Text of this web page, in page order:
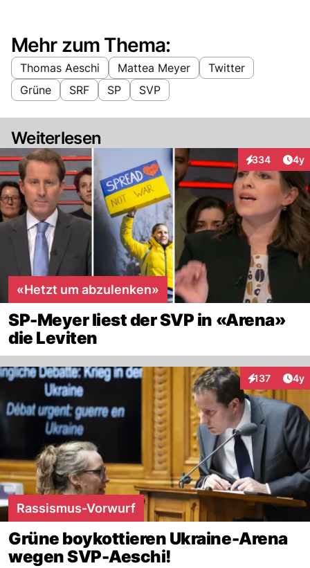
Mehr zum Thema:
Thomas Aeschi Mattea Meyer
Twitter
Grüne
SRF SP SVP
Weiterlesen
334
Interaktionen
4y
«Hetzt um abzulenken»
SP-Meyer liest der SVP in «Arena»
die Leviten
137
Interaktionen
4y
Rassismus-Vorwurf
Grüne boykottieren Ukraine-Arena
wegen SVP-Aeschi!